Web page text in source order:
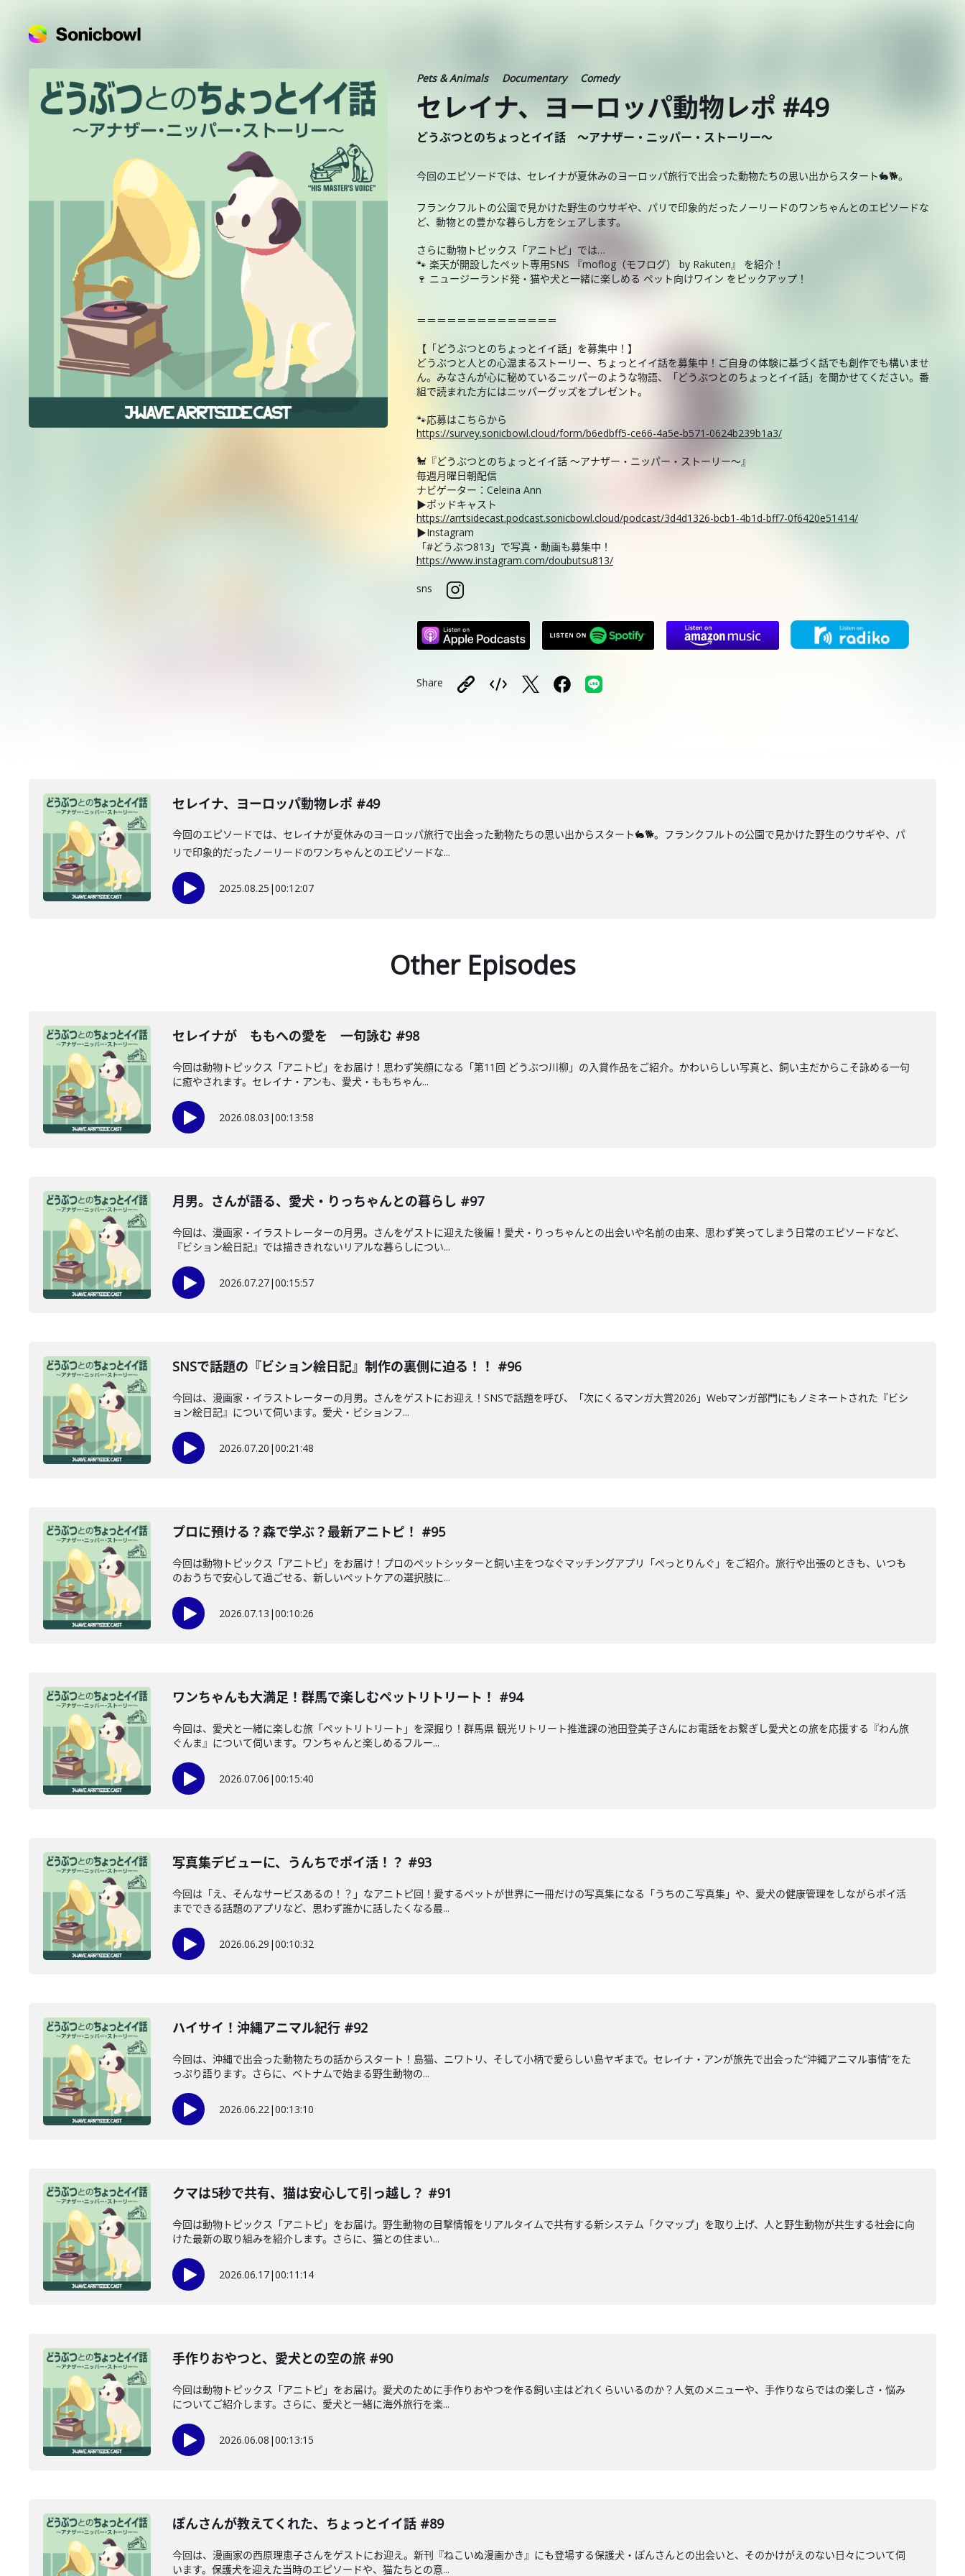
Pets & Animals Documentary Comedy
セレイナ、ヨーロッパ動物レポ #49
どうぶつとのちょっとイイ話 ～アナザー・ニッパー・ストーリー～
今回のエピソードでは、セレイナが夏休みのヨーロッパ旅行で出会った動物たちの思い出からスタート🐇🐕。
フランクフルトの公園で見かけた野生のウサギや、パリで印象的だったノーリードのワンちゃんとのエピソードな
ど、動物との豊かな暮らし方をシェアします。
さらに動物トピックス「アニトピ」では…
🐾 楽天が開設したペット専用SNS 『moflog（モフログ） by Rakuten』 を紹介！
🍷 ニュージーランド発・猫や犬と一緒に楽しめる ペット向けワイン をピックアップ！
＝＝＝＝＝＝＝＝＝＝＝＝＝＝
【「どうぶつとのちょっとイイ話」を募集中！】
どうぶつと人との心温まるストーリー、ちょっとイイ話を募集中！ご自身の体験に基づく話でも創作でも構いませ
ん。みなさんが心に秘めているニッパーのような物語、「どうぶつとのちょっとイイ話」を聞かせてください。番
組で読まれた方にはニッパーグッズをプレゼント。
🐾応募はこちらから
https://survey.sonicbowl.cloud/form/b6edbff5-ce66-4a5e-b571-0624b239b1a3/
🐩『どうぶつとのちょっとイイ話 ～アナザー・ニッパー・ストーリー～』
毎週月曜日朝配信
ナビゲーター：Celeina Ann
▶ポッドキャスト
https://arrtsidecast.podcast.sonicbowl.cloud/podcast/3d4d1326-bcb1-4b1d-bff7-0f6420e51414/
▶Instagram
「#どうぶつ813」で写真・動画も募集中！
https://www.instagram.com/doubutsu813/
sns
Share
セレイナ、ヨーロッパ動物レポ #49
今回のエピソードでは、セレイナが夏休みのヨーロッパ旅行で出会った動物たちの思い出からスタート🐇🐕。フランクフルトの公園で見かけた野生のウサギや、パ
リで印象的だったノーリードのワンちゃんとのエピソードな...
2025.08.25 |00:12:07
Other Episodes
セレイナが ももへの愛を 一句詠む #98
今回は動物トピックス「アニトピ」をお届け！思わず笑顔になる「第11回 どうぶつ川柳」の入賞作品をご紹介。かわいらしい写真と、飼い主だからこそ詠める一句
に癒やされます。セレイナ・アンも、愛犬・ももちゃん...
2026.08.03 |00:13:58
月男。さんが語る、愛犬・りっちゃんとの暮らし #97
今回は、漫画家・イラストレーターの月男。さんをゲストに迎えた後編！愛犬・りっちゃんとの出会いや名前の由来、思わず笑ってしまう日常のエピソードなど、
『ビション絵日記』では描ききれないリアルな暮らしについ...
2026.07.27|00:15:57
SNSで話題の『ビション絵日記』制作の裏側に迫る！！ #96
今回は、漫画家・イラストレーターの月男。さんをゲストにお迎え！SNSで話題を呼び、「次にくるマンガ大賞2026」Webマンガ部門にもノミネートされた『ビシ
ョン絵日記』について伺います。愛犬・ビションフ...
2026.07.20 |00:21:48
プロに預ける？森で学ぶ？最新アニトピ！ #95
今回は動物トピックス「アニトピ」をお届け！プロのペットシッターと飼い主をつなぐマッチングアプリ「ぺっとりんぐ」をご紹介。旅行や出張のときも、いつも
のおうちで安心して過ごせる、新しいペットケアの選択肢に...
2026.07.13 |00:10:26
ワンちゃんも大満足！群馬で楽しむペットリトリート！ #94
今回は、愛犬と一緒に楽しむ旅「ペットリトリート」を深掘り！群馬県 観光リトリート推進課の池田登美子さんにお電話をお繋ぎし愛犬との旅を応援する『わん旅
ぐんま』について伺います。ワンちゃんと楽しめるフルー...
2026.07.06 |00:15:40
写真集デビューに、うんちでポイ活！？ #93
今回は「え、そんなサービスあるの！？」なアニトピ回！愛するペットが世界に一冊だけの写真集になる「うちのこ写真集」や、愛犬の健康管理をしながらポイ活
までできる話題のアプリなど、思わず誰かに話したくなる最...
2026.06.29 |00:10:32
ハイサイ！沖縄アニマル紀行 #92
今回は、沖縄で出会った動物たちの話からスタート！島猫、ニワトリ、そして小柄で愛らしい島ヤギまで。セレイナ・アンが旅先で出会った“沖縄アニマル事情”をた
っぷり語ります。さらに、ベトナムで始まる野生動物の...
2026.06.22|00:13:10
クマは5秒で共有、猫は安心して引っ越し？ #91
今回は動物トピックス「アニトピ」をお届け。野生動物の目撃情報をリアルタイムで共有する新システム「クマップ」を取り上げ、人と野生動物が共生する社会に向
けた最新の取り組みを紹介します。さらに、猫との住まい...
2026.06.17|00:11:14
手作りおやつと、愛犬との空の旅 #90
今回は動物トピックス「アニトピ」をお届け。愛犬のために手作りおやつを作る飼い主はどれくらいいるのか？人気のメニューや、手作りならではの楽しさ・悩み
についてご紹介します。さらに、愛犬と一緒に海外旅行を楽...
2026.06.08 |00:13:15
ぽんさんが教えてくれた、ちょっとイイ話 #89
今回は、漫画家の西原理恵子さんをゲストにお迎え。新刊『ねこいぬ漫画かき』にも登場する保護犬・ぽんさんとの出会いと、そのかけがえのない日々について伺
います。保護犬を迎えた当時のエピソードや、猫たちとの意...